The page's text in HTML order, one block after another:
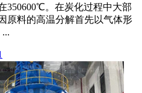
350600℃。在炭化过程中大部
料的高温分解首先以气体形